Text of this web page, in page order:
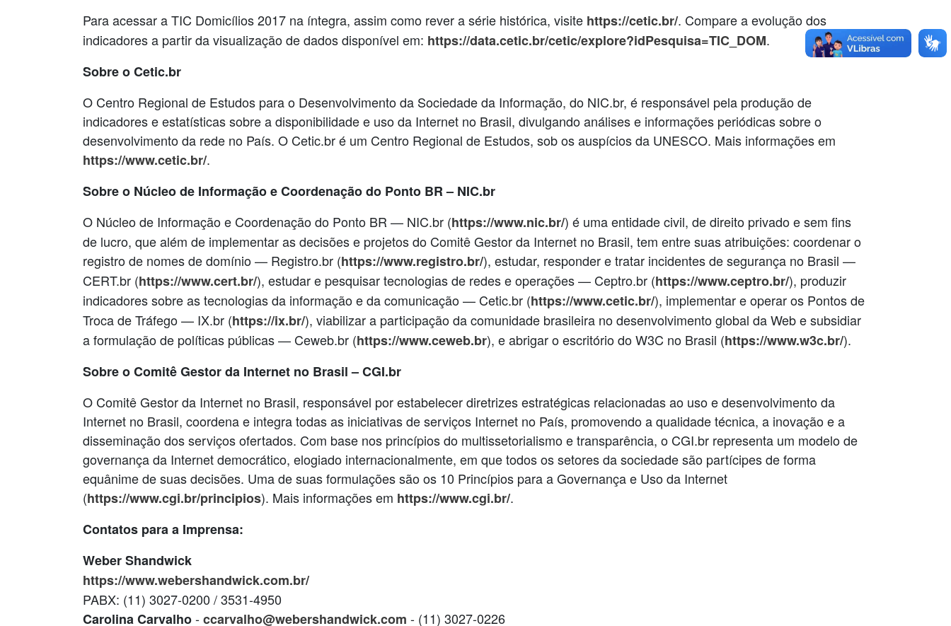
Para acessar a TIC Domicílios 2017 na íntegra, assim como rever a série histórica, visite https://cetic.br/. Compare a evolução dos
indicadores a partir da visualização de dados disponível em: https://data.cetic.br/cetic/explore?idPesquisa=TIC_DOM.
Sobre o Cetic.br
O Centro Regional de Estudos para o Desenvolvimento da Sociedade da Informação, do NIC.br, é responsável pela produção de
indicadores e estatísticas sobre a disponibilidade e uso da Internet no Brasil, divulgando análises e informações periódicas sobre o
desenvolvimento da rede no País. O Cetic.br é um Centro Regional de Estudos, sob os auspícios da UNESCO. Mais informações em
https://www.cetic.br/.
Sobre o Núcleo de Informação e Coordenação do Ponto BR – NIC.br
O Núcleo de Informação e Coordenação do Ponto BR — NIC.br (https://www.nic.br/) é uma entidade civil, de direito privado e sem fins
de lucro, que além de implementar as decisões e projetos do Comitê Gestor da Internet no Brasil, tem entre suas atribuições: coordenar o
registro de nomes de domínio — Registro.br (https://www.registro.br/), estudar, responder e tratar incidentes de segurança no Brasil —
CERT.br (https://www.cert.br/), estudar e pesquisar tecnologias de redes e operações — Ceptro.br (https://www.ceptro.br/), produzir
indicadores sobre as tecnologias da informação e da comunicação — Cetic.br (https://www.cetic.br/), implementar e operar os Pontos de
Troca de Tráfego — IX.br (https://ix.br/), viabilizar a participação da comunidade brasileira no desenvolvimento global da Web e subsidiar
a formulação de políticas públicas — Ceweb.br (https://www.ceweb.br), e abrigar o escritório do W3C no Brasil (https://www.w3c.br/).
Sobre o Comitê Gestor da Internet no Brasil – CGI.br
O Comitê Gestor da Internet no Brasil, responsável por estabelecer diretrizes estratégicas relacionadas ao uso e desenvolvimento da
Internet no Brasil, coordena e integra todas as iniciativas de serviços Internet no País, promovendo a qualidade técnica, a inovação e a
disseminação dos serviços ofertados. Com base nos princípios do multissetorialismo e transparência, o CGI.br representa um modelo de
governança da Internet democrático, elogiado internacionalmente, em que todos os setores da sociedade são partícipes de forma
equânime de suas decisões. Uma de suas formulações são os 10 Princípios para a Governança e Uso da Internet
(https://www.cgi.br/principios). Mais informações em https://www.cgi.br/.
Contatos para a Imprensa:
Weber Shandwick
https://www.webershandwick.com.br/
PABX: (11) 3027-0200 / 3531-4950
Carolina Carvalho-ccarvalho@webershandwick.com - (11) 3027-0226